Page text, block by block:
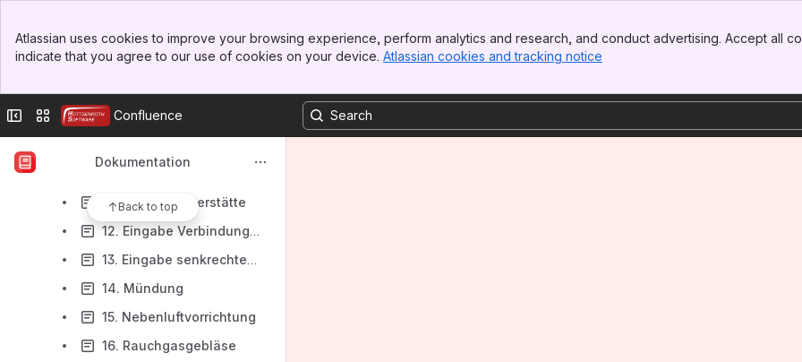
Top Bar
Sidebar
Atlassian uses cookies to improve your browsing experience, perform analytics and research, and conduct advertising. Accept all
indicate that you agree to our use of cookies on your device. Atlassian cookies and tracking notice
Collapse sidebar
Switch sites or apps
Confluence
Dokumentation
Back to top
06. Einbauort Nebenluftvorrichtung
07. Gruppierung
11. Eingabe Feuerstätte
12. Eingabe Verbindungsstück
13. Eingabe senkrechter Abschnitt der Abgasanlage / Schornstein
14. Mündung
15. Nebenluftvorrichtung
16. Rauchgasgebläse